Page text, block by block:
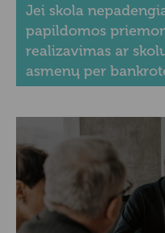
Jei skola
papildomos
realizavimas ar
asmenų per